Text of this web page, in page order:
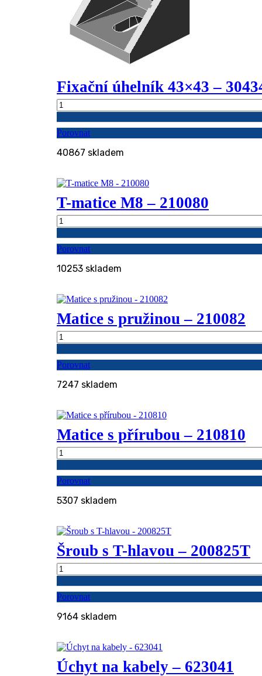
Fixační úhelník 43×43 –
Fixační
úhelník
43x43
-
množství
Porovnat
40867 skladem
T-matice M8 – 210080
T-
matice
M8
-
množství
Porovnat
10253 skladem
Matice s pružinou – 210082
Matice
s
pružinou
-
množství
Porovnat
7247 skladem
Matice s přírubou – 210810
Matice
s
přírubou
-
množství
Porovnat
5307 skladem
Šroub s T-hlavou – 200825T
Šroub
s
T-
hlavou
200825T
Porovnat
9164 skladem
Úchyt na kabely – 623041